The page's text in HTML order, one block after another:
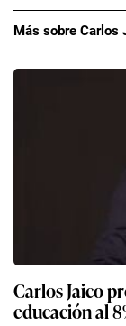
Más sobre Carlos
Carlos Jaico
educación al